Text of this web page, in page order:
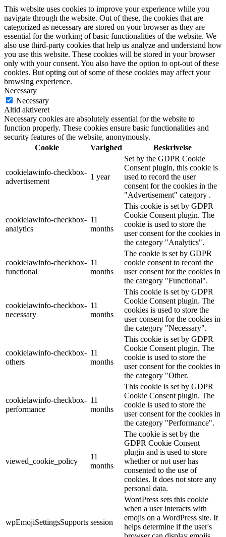
This website uses cookies to improve your experience while you
navigate through the website. Out of these, the cookies that are
categorized as necessary are stored on your browser as they are
essential for the working of basic functionalities of the website. We
also use third-party cookies that help us analyze and understand how
you use this website. These cookies will be stored in your browser
only with your consent. You also have the option to opt-out of these
cookies. But opting out of some of these cookies may affect your
browsing experience.
Necessary
Necessary
Altid aktiveret
Necessary cookies are absolutely essential for the website to
function properly. These cookies ensure basic functionalities and
security features of the website, anonymously.
Cookie
Varighed Beskrivelse
cookielawinfo-checkbox-
advertisement
1 year
Set by the GDPR Cookie
Consent plugin, this cookie is
used to record the user
consent for the cookies in the
"Advertisement" category .
cookielawinfo-checkbox-
analytics
11
months
This cookie is set by GDPR
Cookie Consent plugin. The
cookie is used to store the
user consent for the cookies in
the category "Analytics".
cookielawinfo-checkbox-
functional
11
months
The cookie is set by GDPR
cookie consent to record the
user consent for the cookies in
the category "Functional".
cookielawinfo-checkbox-
necessary
11
months
This cookie is set by GDPR
Cookie Consent plugin. The
cookies is used to store the
user consent for the cookies in
the category "Necessary".
cookielawinfo-checkbox-
others
11
months
This cookie is set by GDPR
Cookie Consent plugin. The
cookie is used to store the
user consent for the cookies in
the category "Other.
cookielawinfo-checkbox-
performance
11
months
This cookie is set by GDPR
Cookie Consent plugin. The
cookie is used to store the
user consent for the cookies in
the category "Performance".
viewed_cookie_policy
11
months
The cookie is set by the
GDPR Cookie Consent
plugin and is used to store
whether or not user has
consented to the use of
cookies. It does not store any
personal data.
wpEmojiSettingsSupports session
WordPress sets this cookie
when a user interacts with
emojis on a WordPress site. It
helps determine if the user's